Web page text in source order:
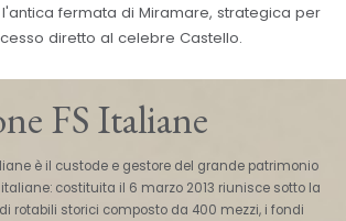
fermata di Miramare, strategica per
diretto al celebre Castello.
FS Italiane
è il custode e gestore del grande patrimonio
italiane: costituita il 6 marzo 2013 riunisce sotto la
rotabili storici composto da 400 mezzi, i fondi